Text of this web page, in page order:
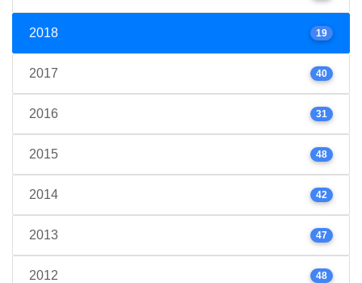
2018 19
2017 40
2016 31
2015 48
2014 42
2013 47
2012 48